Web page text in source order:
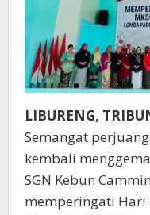
LIBURENG,
Semangat
kembali
SGN Kebun
memperingati Hari